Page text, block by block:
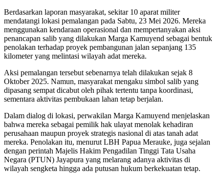
Berdasarkan laporan masyarakat, sekitar 10 aparat militer
mendatangi lokasi pemalangan pada Sabtu, 23 Mei 2026. Mereka
menggunakan kendaraan operasional dan mempertanyakan aksi
penancapan salib yang dilakukan Marga Kamuyend sebagai bentuk
penolakan terhadap proyek pembangunan jalan sepanjang 135
kilometer yang melintasi wilayah adat mereka.
Aksi pemalangan tersebut sebenarnya telah dilakukan sejak 8
Oktober 2025. Namun, masyarakat mengaku simbol salib yang
dipasang sempat dicabut oleh pihak tertentu tanpa koordinasi,
sementara aktivitas pembukaan lahan tetap berjalan.
Dalam dialog di lokasi, perwakilan Marga Kamuyend menjelaskan
bahwa mereka sebagai pemilik hak ulayat menolak kehadiran
perusahaan maupun proyek strategis nasional di atas tanah adat
mereka. Penolakan itu, menurut LBH Papua Merauke, juga sejalan
dengan perintah Majelis Hakim Pengadilan Tinggi Tata Usaha
Negara (PTUN) Jayapura yang melarang adanya aktivitas di
wilayah sengketa hingga ada putusan hukum berkekuatan tetap.